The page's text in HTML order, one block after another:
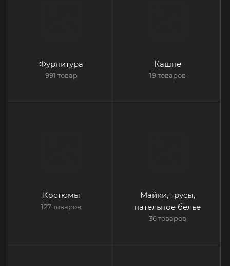
Фурнитура
991 товар
Кашне
19 товаров
Костюмы
127 товаров
Майки, трусы,
нательное белье
36 товаров